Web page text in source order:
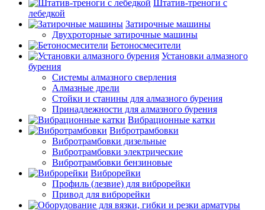
Штатив-треноги с
лебедкой
Затирочные машины
Двухроторные затирочные машины
Бетоносмесители
Установки алмазного
бурения
Системы алмазного сверления
Алмазные дрели
Стойки и станины для алмазного бурения
Принадлежности для алмазного бурения
Вибрационные катки
Вибротрамбовки
Вибротрамбовки дизельные
Вибротрамбовки электрические
Вибротрамбовки бензиновые
Виброрейки
Профиль (лезвие) для виброрейки
Привод для виброрейки